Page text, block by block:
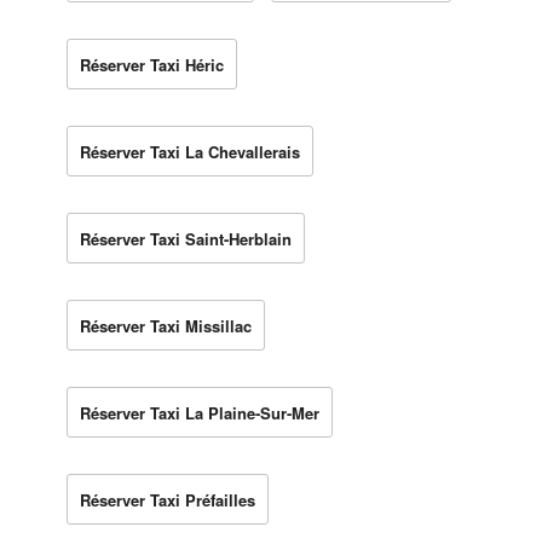
Réserver Taxi Héric
Réserver Taxi La Chevallerais
Réserver Taxi Saint-Herblain
Réserver Taxi Missillac
Réserver Taxi La Plaine-Sur-Mer
Réserver Taxi Préfailles